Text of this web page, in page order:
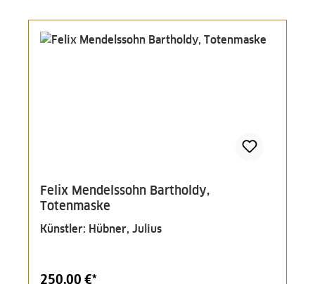
Felix Mendelssohn Bartholdy,
Totenmaske
Künstler: Hübner, Julius
250,00 €*